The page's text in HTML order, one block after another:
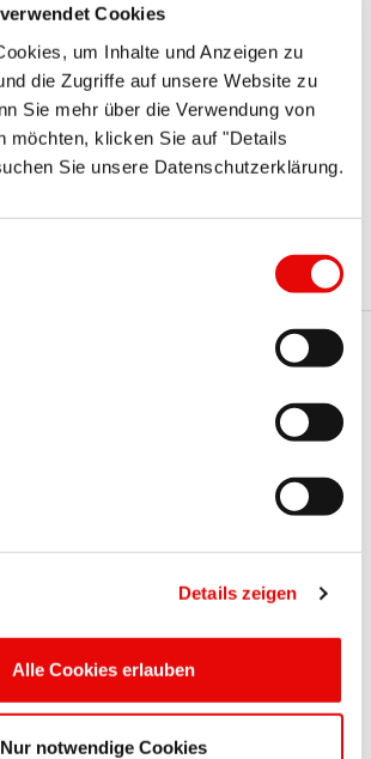
Cookies
um Inhalte und Anzeigen zu
die Zugriffe auf unsere Website zu
Sie mehr über die Verwendung von
möchten, klicken Sie auf "Details
Sie unsere Datenschutzerklärung.
Details zeigen
Alle Cookies erlauben
Nur notwendige Cookies
możemy zaoferować spersonalizowane
dodatkowe wymiary lub inne
serii produktów.
otrzymamy przed południem, mogą
razie potrzeby, szybszej usługi.
207